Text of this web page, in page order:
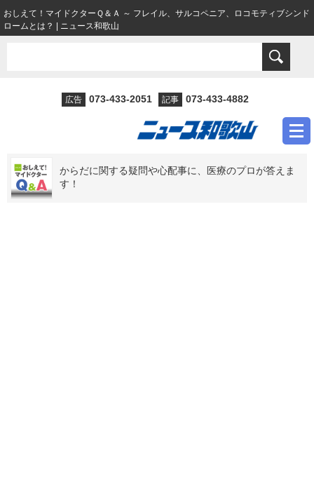
おしえて！マイドクターＱ＆Ａ ～ フレイル、サルコペニア、ロコモティブシンド
ロームとは？ | ニュース和歌山
広告 073-433-2051 記事 073-433-4882
からだに関する疑問や心配事に、医療のプロが答えま
す！